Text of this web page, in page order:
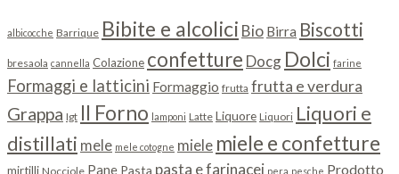
albicocche Barrique Bibite e alcolici Bio Birra Biscotti
bresaola cannella Colazione confetture Docg Dolci farine
Formaggi e latticini Formaggio frutta frutta e verdura
Grappa Igt Il Forno lamponi Latte Liquore Liquori Liquori e
distillati mele mele cotogne miele miele e confetture
mirtilli Nocciole Pane Pasta pasta e farinacei pera pesche Prodotto